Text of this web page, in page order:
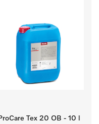
ProCare Tex 20 OB - 10 l